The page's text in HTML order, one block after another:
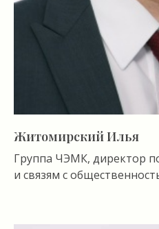
Житомирский Илья
Группа ЧЭМК, директор
и связям с